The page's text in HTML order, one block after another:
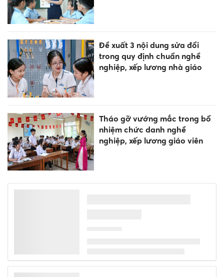
Đề xuất 3 nội dung sửa đổi
trong quy định chuẩn nghề
nghiệp, xếp lương nhà giáo
Tháo gỡ vướng mắc trong bổ
nhiệm chức danh nghề
nghiệp, xếp lương giáo viên
Đánh giá đúng năng lực giáo